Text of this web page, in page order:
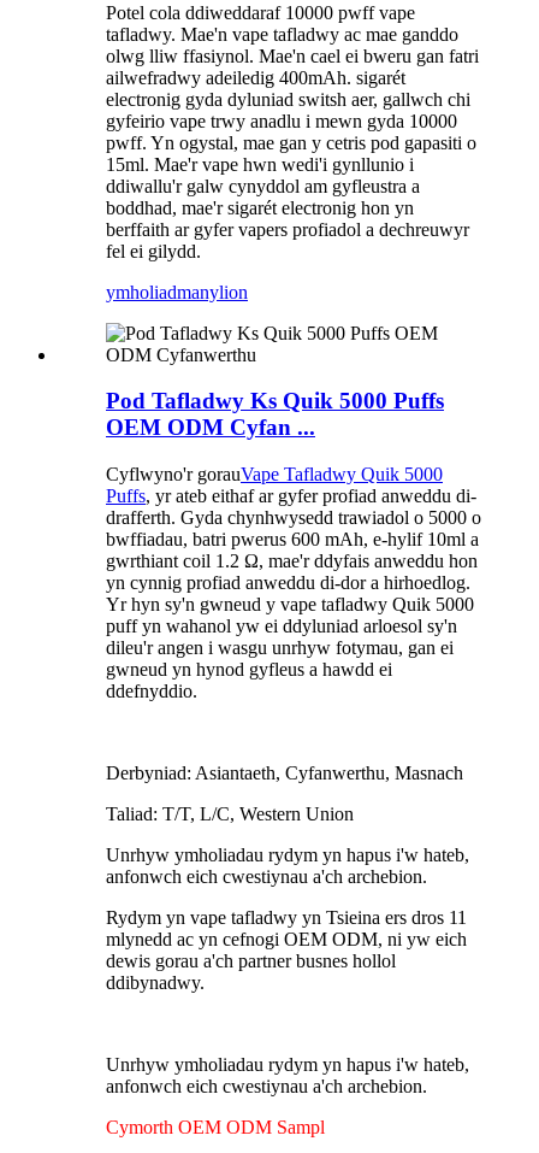
Potel cola ddiweddaraf 10000 pwff vape
tafladwy. Mae'n vape tafladwy ac mae ganddo
olwg lliw ffasiynol. Mae'n cael ei bweru gan fatri
ailwefradwy adeiledig 400mAh. sigarét
electronig gyda dyluniad switsh aer, gallwch chi
gyfeirio vape trwy anadlu i mewn gyda 10000
pwff. Yn ogystal, mae gan y cetris pod gapasiti o
15ml. Mae'r vape hwn wedi'i gynllunio i
ddiwallu'r galw cynyddol am gyfleustra a
boddhad, mae'r sigarét electronig hon yn
berffaith ar gyfer vapers profiadol a dechreuwyr
fel ei gilydd.
ymholiadmanylion
Pod Tafladwy Ks Quik 5000 Puffs
OEM ODM Cyfan ...
Cyflwyno'r gorauVape Tafladwy Quik 5000
Puffs, yr ateb eithaf ar gyfer profiad anweddu di-
drafferth. Gyda chynhwysedd trawiadol o 5000 o
bwffiadau, batri pwerus 600 mAh, e-hylif 10ml a
gwrthiant coil 1.2 Ω, mae'r ddyfais anweddu hon
yn cynnig profiad anweddu di-dor a hirhoedlog.
Yr hyn sy'n gwneud y vape tafladwy Quik 5000
puff yn wahanol yw ei ddyluniad arloesol sy'n
dileu'r angen i wasgu unrhyw fotymau, gan ei
gwneud yn hynod gyfleus a hawdd ei
ddefnyddio.
Derbyniad: Asiantaeth, Cyfanwerthu, Masnach
Taliad: T/T, L/C, Western Union
Unrhyw ymholiadau rydym yn hapus i'w hateb,
anfonwch eich cwestiynau a'ch archebion.
Rydym yn vape tafladwy yn Tsieina ers dros 11
mlynedd ac yn cefnogi OEM ODM, ni yw eich
dewis gorau a'ch partner busnes hollol
ddibynadwy.
Unrhyw ymholiadau rydym yn hapus i'w hateb,
anfonwch eich cwestiynau a'ch archebion.
Cymorth OEM ODM Sampl